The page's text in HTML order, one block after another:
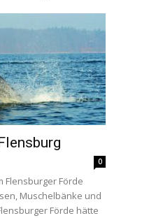
0
Flensburger Förde
Muschelbänke und
Förde hätte